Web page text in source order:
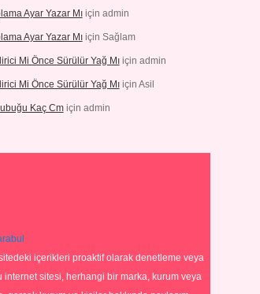
Ayar Yazar Mıiçin admin
Ayar Yazar Mıiçin Sağlam
Mi Önce Sürülür Yağ Mıiçin admin
Mi Önce Sürülür Yağ Mıiçin Asil
Kaç Cmiçin admin
içerikleri proaktif olarak denetleme veya
internet sitesi, herhangi bir marka, kurum veya